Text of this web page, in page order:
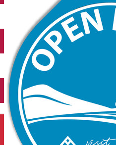
English
Închirieri auto
Închirieri de biciclete